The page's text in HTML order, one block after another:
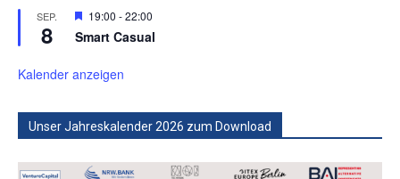
SEP.
8
Hervorgehoben
19:00 -22:00
Smart Casual
Kalender anzeigen
Unser Jahreskalender 2026 zum Download